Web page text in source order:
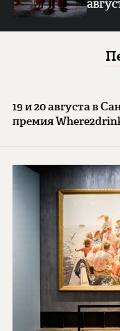
19 и 20 августа в
премия